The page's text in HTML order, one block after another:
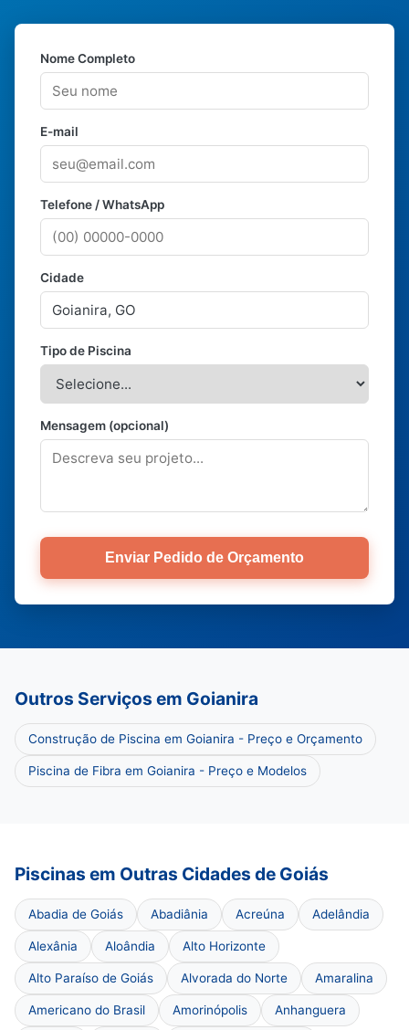
Nome Completo
E-mail
Telefone / WhatsApp
Cidade
Tipo de Piscina
Mensagem (opcional)
Enviar Pedido de Orçamento
Outros Serviços em Goianira
Construção de Piscina em Goianira - Preço e Orçamento
Piscina de Fibra em Goianira - Preço e Modelos
Piscinas em Outras Cidades de Goiás
Abadia de Goiás Abadiânia Acreúna Adelândia
Alexânia Aloândia Alto Horizonte
Alto Paraíso de Goiás Alvorada do Norte Amaralina
Americano do Brasil Amorinópolis Anhanguera